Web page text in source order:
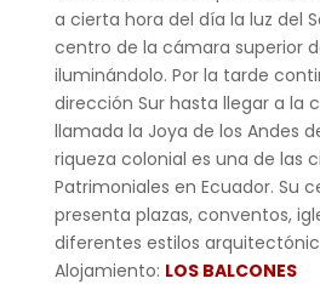
a cierta hora del día la luz del
centro de la cámara superior
iluminándolo. Por la tarde
dirección Sur hasta llegar a la
llamada la Joya de los Andes
riqueza colonial es una de las
Patrimoniales en Ecuador. Su
presenta plazas, conventos,
diferentes estilos
Alojamiento: LOS BALCONES